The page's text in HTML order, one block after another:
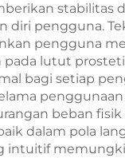
stabilitas
diri pengguna.
pengguna
pada lutut
bagi setiap
beban
dalam pola
intuitif